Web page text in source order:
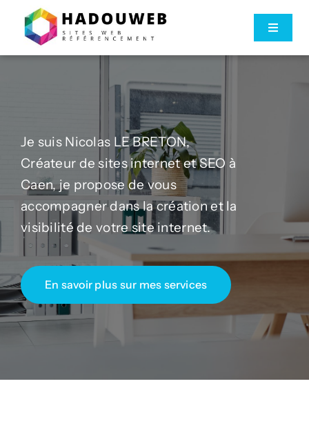
Passer
contenu
Toggle
À propos
Contact
Je suis Nicolas LE BRETON,
Créateur de sites internet et SEO à
Caen, je propose de vous
accompagner dans la création et la
visibilité de votre site internet.
En savoir plus sur mes services